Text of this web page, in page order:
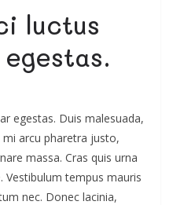
luctus
egestas. Duis malesuada,
arcu pharetra justo,
massa. Cras quis urna
Vestibulum tempus mauris
nec. Donec lacinia,